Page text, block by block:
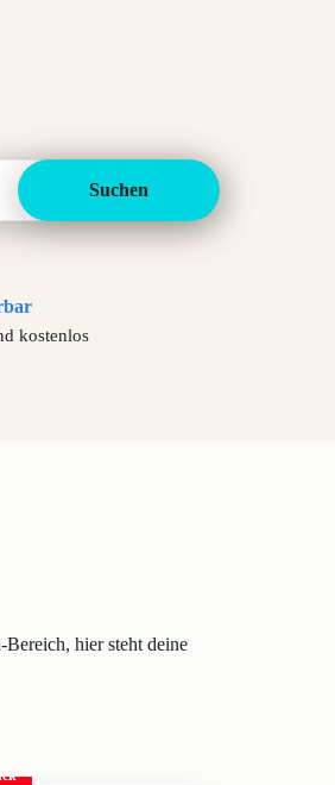
Suchen
kostenlos
hier steht deine